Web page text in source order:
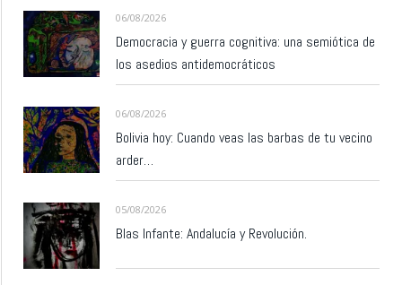
06/08/2026
Democracia y guerra cognitiva: una semiótica de
los asedios antidemocráticos
06/08/2026
Bolivia hoy: Cuando veas las barbas de tu vecino
arder…
05/08/2026
Blas Infante: Andalucía y Revolución.